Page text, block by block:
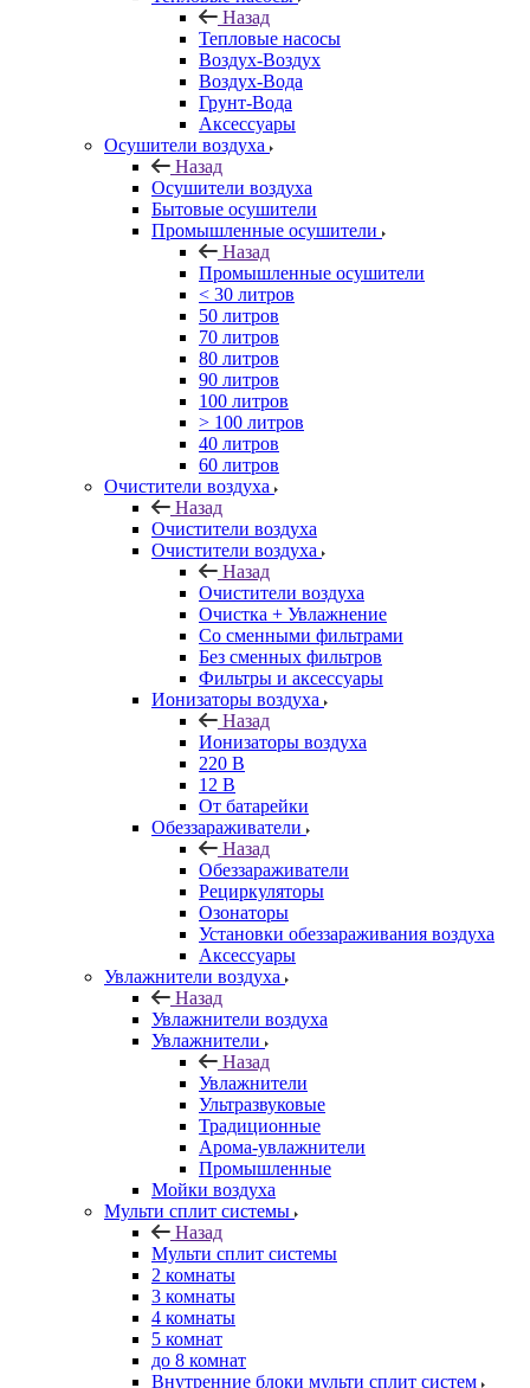
Назад
Тепловые насосы
Воздух-Воздух
Воздух-Вода
Грунт-Вода
Аксессуары
Осушители воздуха
Назад
Осушители воздуха
Бытовые осушители
Промышленные осушители
Назад
Промышленные осушители
< 30 литров
50 литров
70 литров
80 литров
90 литров
100 литров
> 100 литров
40 литров
60 литров
Очистители воздуха
Назад
Очистители воздуха
Очистители воздуха
Назад
Очистители воздуха
Очистка + Увлажнение
Cо сменными фильтрами
Без сменных фильтров
Фильтры и аксессуары
Ионизаторы воздуха
Назад
Ионизаторы воздуха
220 В
12 В
От батарейки
Обеззараживатели
Назад
Обеззараживатели
Рециркуляторы
Озонаторы
Установки обеззараживания воздуха
Аксессуары
Увлажнители воздуха
Назад
Увлажнители воздуха
Увлажнители
Назад
Увлажнители
Ультразвуковые
Традиционные
Арома-увлажнители
Промышленные
Мойки воздуха
Мульти сплит системы
Назад
Мульти сплит системы
2 комнаты
3 комнаты
4 комнаты
5 комнат
до 8 комнат
Внутренние блоки мульти сплит систем